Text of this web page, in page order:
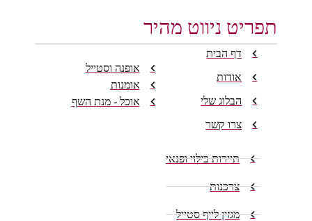
תפריט ניווט מהיר
דף הבית
אודות
הבלוג שלי
צרו קשר
אופנה וסטייל
אומנות
אוכל - מנת השף
תיירות בילוי ופנאי
צרכנות
מגזין לייף סטייל